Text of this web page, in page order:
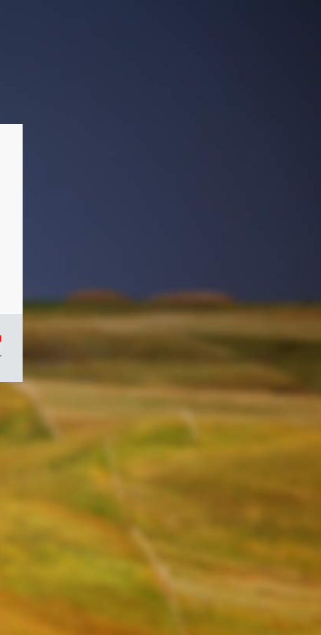
/
Symbole
du
gouvernement
du